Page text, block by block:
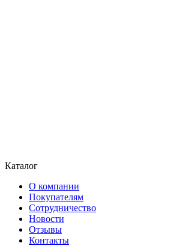
Каталог
О компании
Покупателям
Сотрудничество
Новости
Отзывы
Контакты